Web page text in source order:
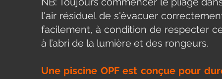
l'air résiduel de s'évacuer
facilement, à condition de respecter
à l’abri de la lumière et des rongeurs.
Une piscine OPF est conçue pour